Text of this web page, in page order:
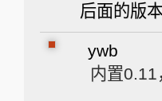
后面的版
ywb
内置